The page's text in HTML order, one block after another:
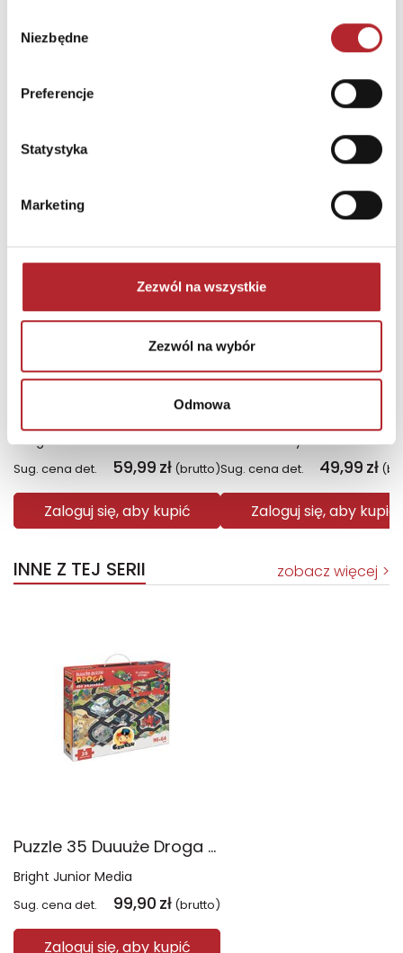
zgody
Niezbędne
Preferencje
Statystyka
Marketing
Zezwól na wszystkie
Zezwól na wybór
Odmowa
zobacz więcej
Wyłączność
Fiolet. Kolory zła. Tom 7
Małgorzata Oliwia Sobczak
Sug. cena det. 59,99 zł (brutto)
Zaloguj się, aby kupić
Sławek Gortych
Sug. cena det. 49,99 zł
Zaloguj się, aby kupić
INNE Z TEJ SERII zobacz więcej
Puzzle 35 Duuuże Droga dla pojazdów CzuCzu
Bright Junior Media
Sug. cena det. 99,90 zł (brutto)
Zaloguj się, aby kupić